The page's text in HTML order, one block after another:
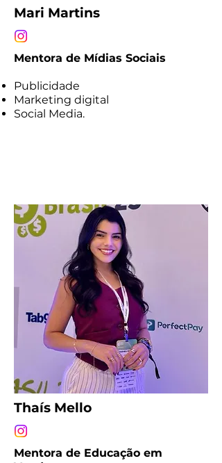
Mari Martins
Mentora de Mídias Sociais
Publicidade
Marketing digital
Social Media.
Thaís Mello
Mentora de Educação em